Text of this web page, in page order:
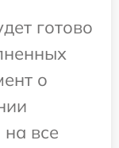
готово
о
все